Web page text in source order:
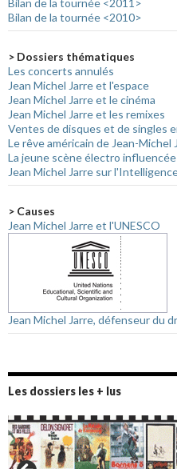
Bilan de la tournée <2010>
> Dossiers thématiques
Les concerts annulés
Jean Michel Jarre et l'espace
Jean Michel Jarre et le cinéma
Jean Michel Jarre et les remixes
Ventes de disques et de singles
Le rêve américain de Jean-Michel
La jeune scène électro influencée
Jean Michel Jarre sur
> Causes
Jean Michel Jarre et l'UNESCO
Jean Michel Jarre, défenseur du
Les dossiers les + lus